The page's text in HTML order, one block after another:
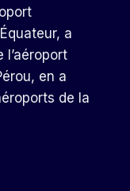
a
en a
de la